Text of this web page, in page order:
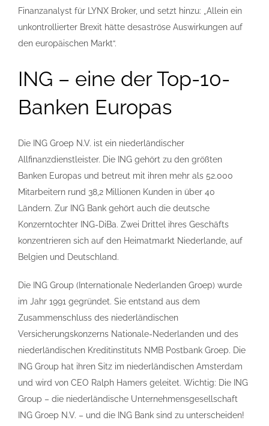
Finanzanalyst für LYNX Broker, und setzt hinzu: „Allein ein
unkontrollierter Brexit hätte desaströse Auswirkungen auf
den europäischen Markt“.
ING – eine der Top-10-
Banken Europas
Die ING Groep N.V. ist ein niederländischer
Allfinanzdienstleister. Die ING gehört zu den größten
Banken Europas und betreut mit ihren mehr als 52.000
Mitarbeitern rund 38,2 Millionen Kunden in über 40
Ländern. Zur ING Bank gehört auch die deutsche
Konzerntochter ING-DiBa. Zwei Drittel ihres Geschäfts
konzentrieren sich auf den Heimatmarkt Niederlande, auf
Belgien und Deutschland.
Die ING Group (Internationale Nederlanden Groep) wurde
im Jahr 1991 gegründet. Sie entstand aus dem
Zusammenschluss des niederländischen
Versicherungskonzerns Nationale-Nederlanden und des
niederländischen Kreditinstituts NMB Postbank Groep. Die
ING Group hat ihren Sitz im niederländischen Amsterdam
und wird von CEO Ralph Hamers geleitet. Wichtig: Die ING
Group – die niederländische Unternehmensgesellschaft
ING Groep N.V. – und die ING Bank sind zu unterscheiden!